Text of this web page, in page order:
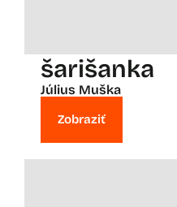
šarišanka
Július Muška
Zobraziť